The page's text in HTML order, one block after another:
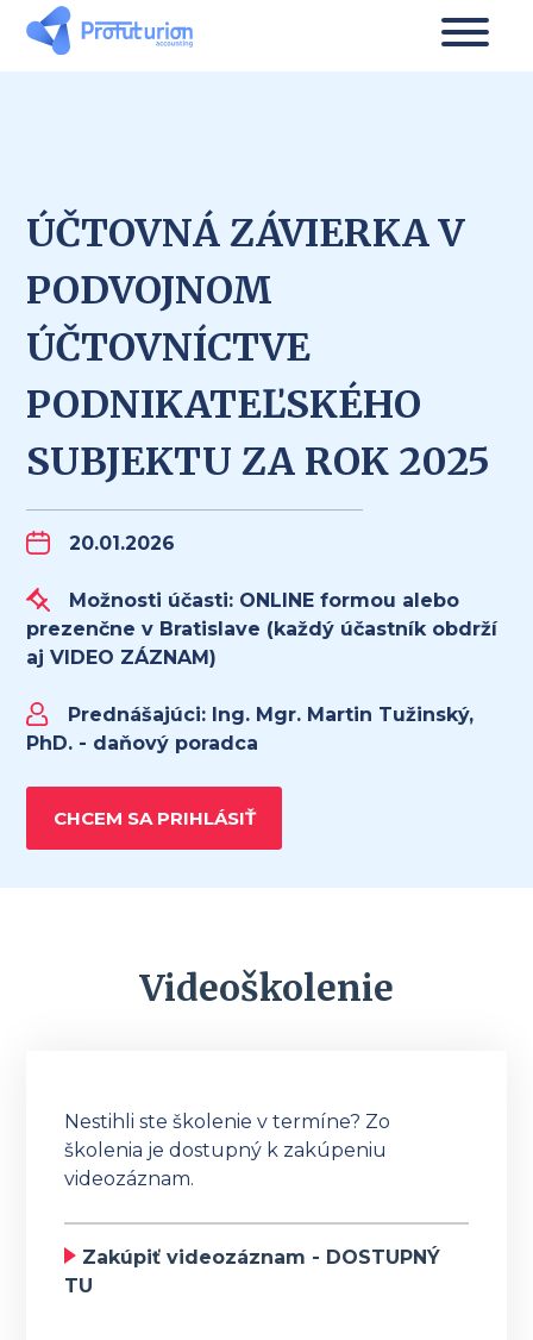
ÚČTOVNÁ ZÁVIERKA V
PODVOJNOM
ÚČTOVNÍCTVE
PODNIKATEĽSKÉHO
SUBJEKTU ZA ROK 2025
20.01.2026
Možnosti účasti: ONLINE formou alebo
prezenčne v Bratislave (každý účastník obdrží
aj VIDEO ZÁZNAM)
Prednášajúci: Ing. Mgr. Martin Tužinský,
PhD. - daňový poradca
CHCEM SA PRIHLÁSIŤ
Videoškolenie
Nestihli ste školenie v termíne? Zo
školenia je dostupný k zakúpeniu
videozáznam.
Zakúpiť videozáznam - DOSTUPNÝ
TU